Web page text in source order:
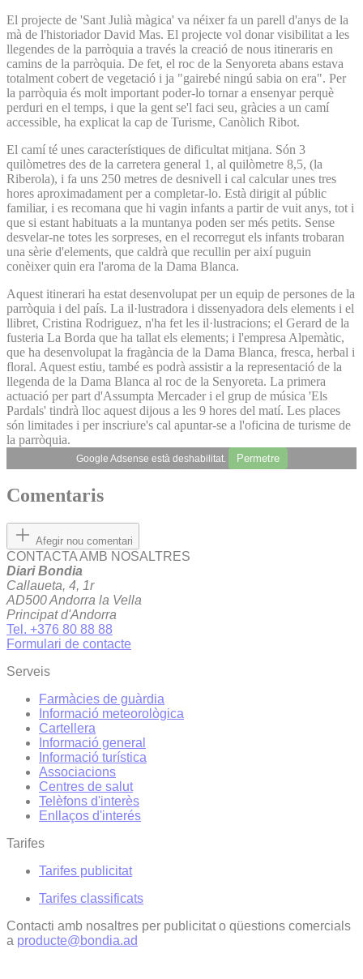
El projecte de 'Sant Julià màgica' va néixer fa un parell d'anys de la
mà de l'historiador David Mas. El projecte vol donar visibilitat a les
llegendes de la parròquia a través la creació de nous itineraris en
camins de la parròquia. De fet, el roc de la Senyoreta abans estava
totalment cobert de vegetació i ja "gairebé ningú sabia on era". Per
la parròquia és molt important poder-lo tornar a ensenyar perquè
perduri en el temps, i que la gent se'l faci seu, gràcies a un camí
accessible, ha explicat la cap de Turisme, Canòlich Ribot.
El camí té unes característiques de dificultat mitjana. Són 3
quilòmetres des de la carretera general 1, al quilòmetre 8,5, (la
Riberola), i fa uns 250 metres de desnivell i cal calcular unes tres
hores aproximadament per a completar-lo. Està dirigit al públic
familiar, i es recomana que hi vagin infants a partir de vuit anys, tot i
que si estant habituats a la muntanya poden ser més petits. Sense
desvelar-ne totes les sorpreses, en el recorregut els infants trobaran
una sèrie d'elements, que caldrà que recullin per així puguin
conèixer quin era l'aroma de la Dama Blanca.
Aquest itinerari ha estat desenvolupat per un equip de persones de la
parròquia i del país. La il·lustradora i dissenyadora dels elements i el
llibret, Cristina Rodriguez, n'ha fet les il·lustracions; el Gerard de la
fusteria La Borda que ha tallat els elements; i l'empresa Alpemàtic,
que ha desenvolupat la fragància de la Dama Blanca, fresca, herbal i
floral. Aquest estiu, també es podrà assistir a la representació de la
llegenda de la Dama Blanca al roc de la Senyoreta. La primera
actuació per part d'Assumpta Mercader i el grup de música 'Els
Pardals' tindrà lloc aquest dijous a les 9 hores del matí. Les places
són limitades i per inscriure's cal apuntar-se a l'oficina de turisme de
la parròquia.
Google Adsense està deshabilitat. Permetre
Comentaris
Afegir nou comentari
CONTACTA AMB NOSALTRES
Diari Bondia
Callaueta, 4, 1r
AD500 Andorra la Vella
Principat d'Andorra
Tel. +376 80 88 88
Formulari de contacte
Serveis
Farmàcies de guàrdia
Informació meteorològica
Cartellera
Informació general
Informació turística
Associacions
Centres de salut
Telèfons d'interès
Enllaços d'interés
Tarifes
Tarifes publicitat
Tarifes classificats
Contacti amb nosaltres per publicitat o qüestions comercials
a producte@bondia.ad